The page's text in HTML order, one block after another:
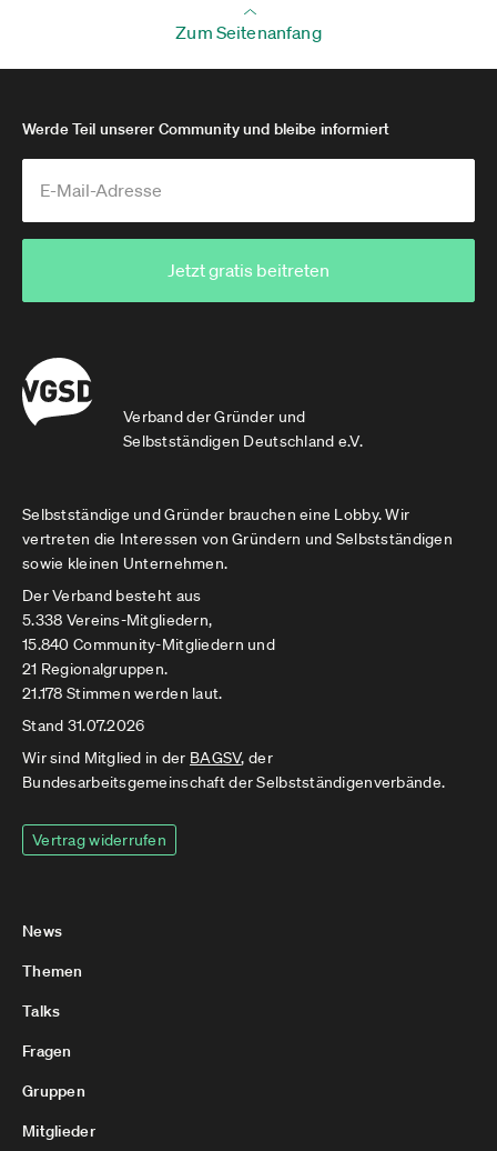
Zum Seitenanfang
Verband der Gründer und
Selbstständigen Deutschland e.V.
Werde Teil unserer Community und bleibe informiert
Jetzt gratis beitreten
Selbstständige und Gründer brauchen eine Lobby. Wir
vertreten die Interessen von Gründern und Selbstständigen
sowie kleinen Unternehmen.
Der Verband besteht aus
5.338 Vereins-Mitgliedern,
15.840 Community-Mitgliedern und
21 Regionalgruppen.
21.178 Stimmen werden laut.
Stand 31.07.2026
Wir sind Mitglied in der BAGSV, der
Bundesarbeitsgemeinschaft der Selbstständigenverbände.
Vertrag widerrufen
News
Themen
Talks
Fragen
Gruppen
Mitglieder